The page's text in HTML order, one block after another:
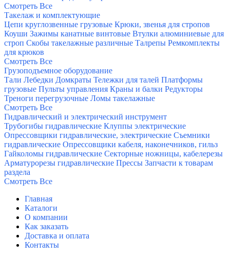
Смотреть Все
Такелаж и комплектующие
Цепи круглозвенные грузовые Крюки, звенья для стропов
Коуши Зажимы канатные винтовые Втулки алюминиевые для
строп Скобы такелажные различные Талрепы Ремкомплекты
для крюков
Смотреть Все
Грузоподъемное оборудование
Тали Лебедки Домкраты Тележки для талей Платформы
грузовые Пульты управления Краны и балки Редукторы
Треноги перегрузочные Ломы такелажные
Смотреть Все
Гидравлический и электрический инструмент
Трубогибы гидравлические Клуппы электрические
Опрессовщики гидравлические, электрические Съемники
гидравлические Опрессовщики кабеля, наконечников, гильз
Гайколомы гидравлические Секторные ножницы, кабелерезы
Арматурорезы гидравлические Прессы Запчасти к товарам
раздела
Смотреть Все
Главная
Каталоги
О компании
Как заказать
Доставка и оплата
Контакты